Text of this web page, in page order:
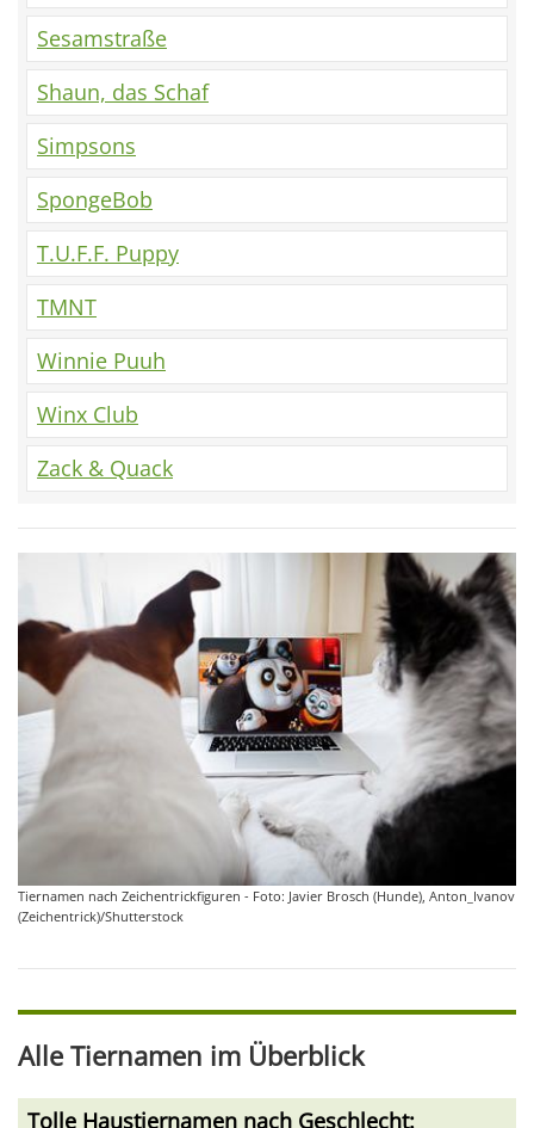
Sesamstraße
Shaun, das Schaf
Simpsons
SpongeBob
T.U.F.F. Puppy
TMNT
Winnie Puuh
Winx Club
Zack & Quack
Tiernamen nach Zeichentrickfiguren - Foto: Javier Brosch (Hunde), Anton_Ivanov
(Zeichentrick)/Shutterstock
Alle Tiernamen im Überblick
Tolle Haustiernamen nach Geschlecht: